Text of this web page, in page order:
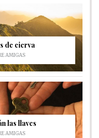
de cierva
AMIGAS
las llaves
AMIGAS